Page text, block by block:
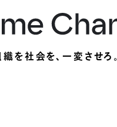
を社会を、一変させろ。